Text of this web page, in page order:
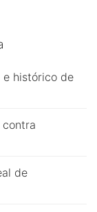
e histórico de
de